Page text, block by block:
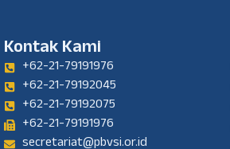
Kontak Kami
+62-21-79191976
+62-21-79192045
+62-21-79192075
+62-21-79191976
secretariat@pbvsi.or.id